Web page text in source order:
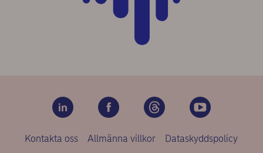
Kontakta oss Allmänna villkor Dataskyddspolicy